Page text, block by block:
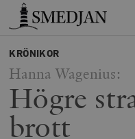
Timbro
KRÖNIKOR
Hanna Wagenius:
Högre
brott